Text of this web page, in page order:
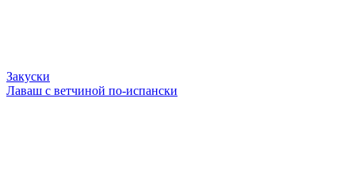
Закуски
Лаваш с ветчиной по-испански